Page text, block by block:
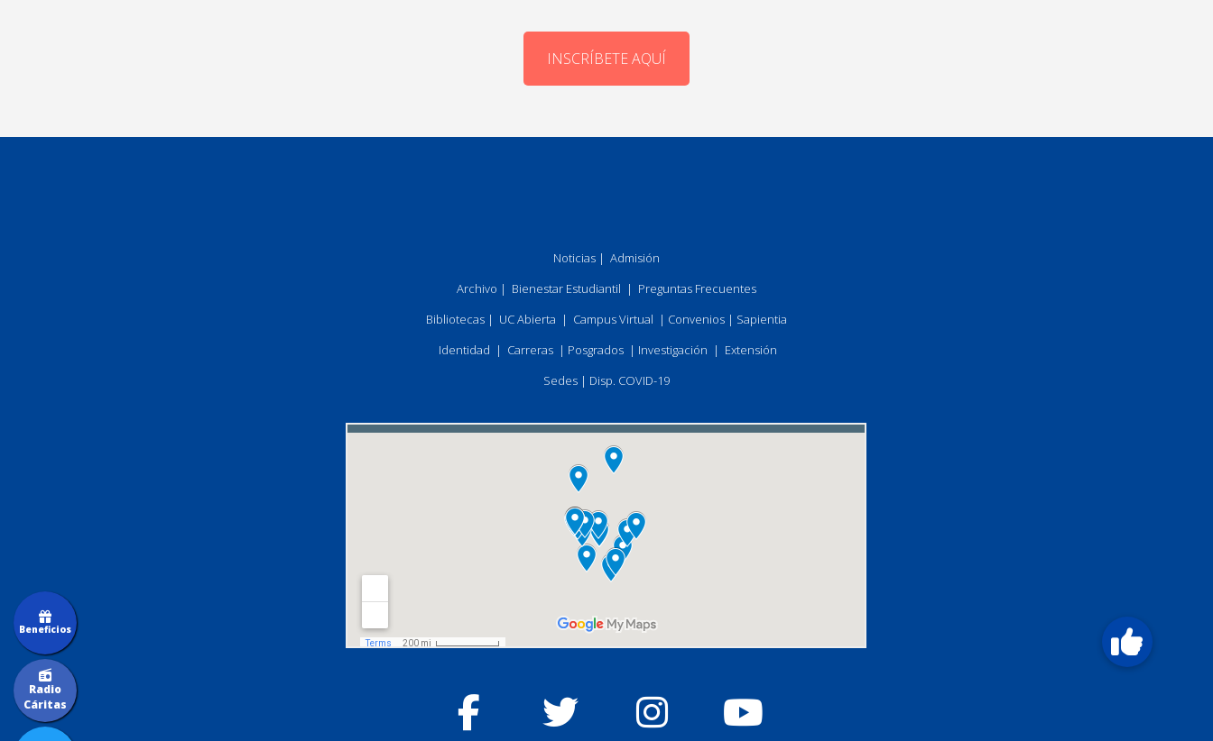
INSCRÍBETE AQUÍ
Noticias| Admisión
Archivo | Bienestar Estudiantil | Preguntas Frecuentes
Bibliotecas| UC Abierta | Campus Virtual | Convenios| Sapientia
Identidad | Carreras| Posgrados| Investigación | Extensión
Sedes| Disp. COVID-19
Radio
Cáritas
Beneficios